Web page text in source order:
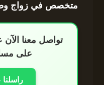
متخصص في زواج
تواصل معنا
على